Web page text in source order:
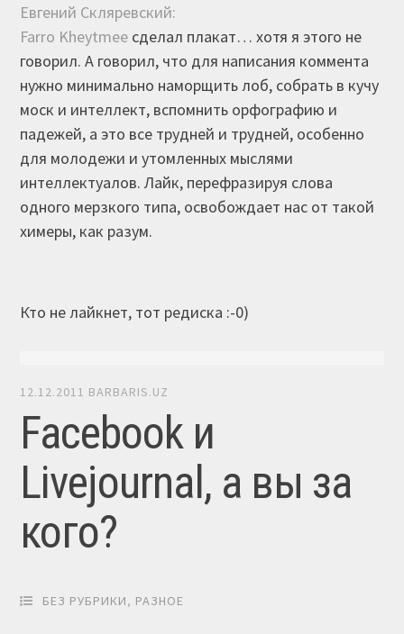
Евгений Скляревский:
Farro Kheytmee сделал плакат… хотя я этого не
говорил. А говорил, что для написания коммента
нужно минимально наморщить лоб, собрать в кучу
моск и интеллект, вспомнить орфографию и
падежей, а это все трудней и трудней, особенно
для молодежи и утомленных мыслями
интеллектуалов. Лайк, перефразируя слова
одного мерзкого типа, освобождает нас от такой
химеры, как разум.
Кто не лайкнет, тот редиска :-0)
12.12.2011 BARBARIS.UZ
Facebook и
Livejournal, а вы за
кого?
БЕЗ РУБРИКИ, РАЗНОЕ